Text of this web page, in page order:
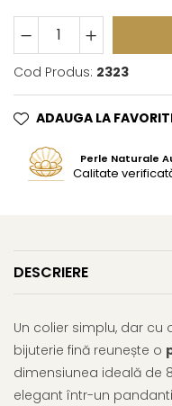
Cod Produs: 2323
ADAUGA LA
Perle Naturale
Calitate
DESCRIERE
Un colier simplu, dar
bijuterie fină reunește o
dimensiunea ideală de
elegant într-un